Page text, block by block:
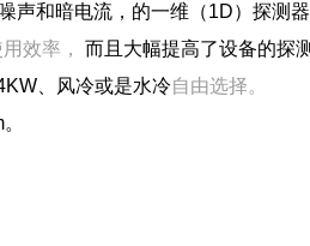
声和暗电流，的一维（1D）探测
效率， 而且大幅提高了设备的探
、风冷或是水冷自由选择。